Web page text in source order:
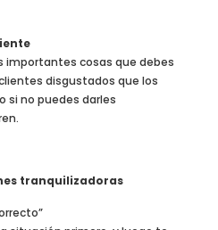
importantes cosas que debes
disgustados que los
si no puedes darles
tranquilizadoras